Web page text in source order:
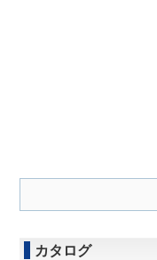
カタログ